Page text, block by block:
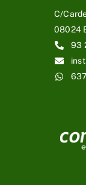
C/
08024
93